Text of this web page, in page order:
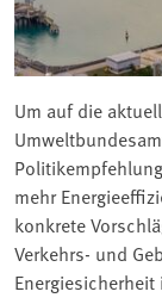
Um auf die
mehr
konkrete
Verkehrs- und